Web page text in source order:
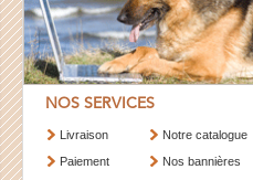
NOS SERVICES
Livraison
Paiement
Notre catalogue
Nos bannières